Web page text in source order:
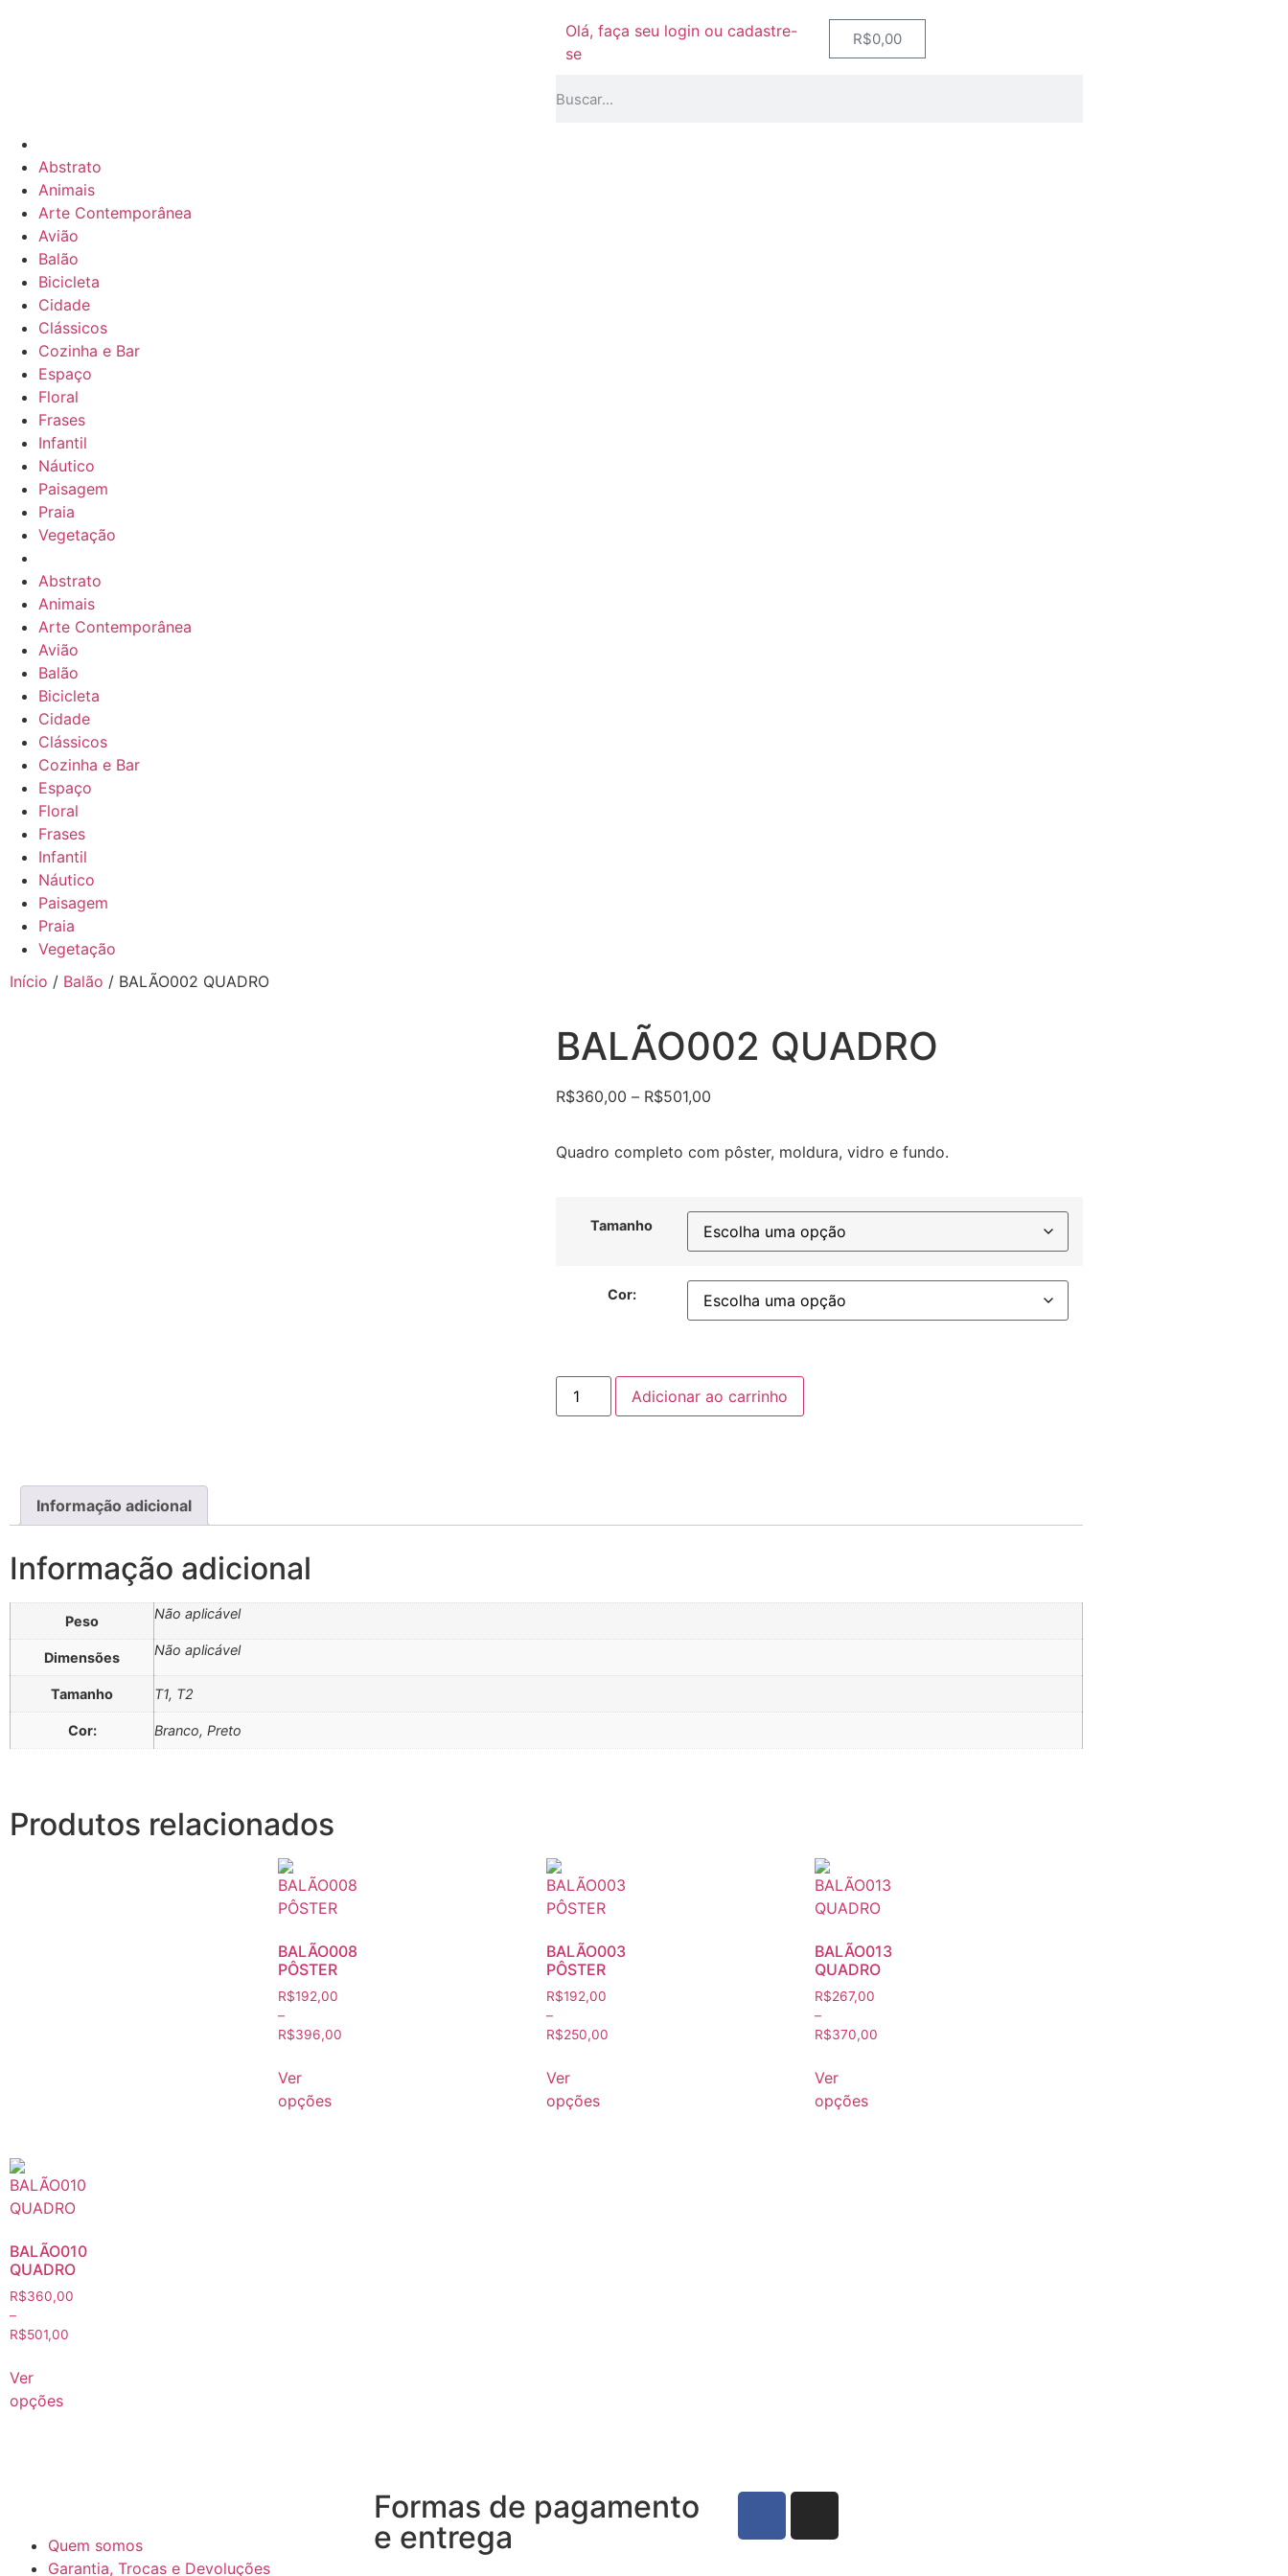
Olá, faça seu login ou cadastre-
se
R$0,00
Abstrato
Animais
Arte Contemporânea
Avião
Balão
Bicicleta
Cidade
Clássicos
Cozinha e Bar
Espaço
Floral
Frases
Infantil
Náutico
Paisagem
Praia
Vegetação
Abstrato
Animais
Arte Contemporânea
Avião
Balão
Bicicleta
Cidade
Clássicos
Cozinha e Bar
Espaço
Floral
Frases
Infantil
Náutico
Paisagem
Praia
Vegetação
Início / Balão / BALÃO002 QUADRO
BALÃO002 QUADRO
R$360,00 – R$501,00
Quadro completo com pôster, moldura, vidro e fundo.
Tamanho
Cor:
Adicionar ao carrinho
Informação adicional
Informação adicional
Peso Não aplicável
Dimensões Não aplicável
Tamanho T1, T2
Cor: Branco, Preto
Produtos relacionados
BALÃO008
PÔSTER
R$192,00
–
R$396,00
Ver
opções
BALÃO003
PÔSTER
R$192,00
–
R$250,00
Ver
opções
BALÃO013
QUADRO
R$267,00
–
R$370,00
Ver
opções
BALÃO010
QUADRO
R$360,00
–
R$501,00
Ver
opções
Quem somos
Garantia, Trocas e Devoluções
Formas de pagamento
e entrega